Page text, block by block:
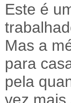
Este é
Mas a
para
pela